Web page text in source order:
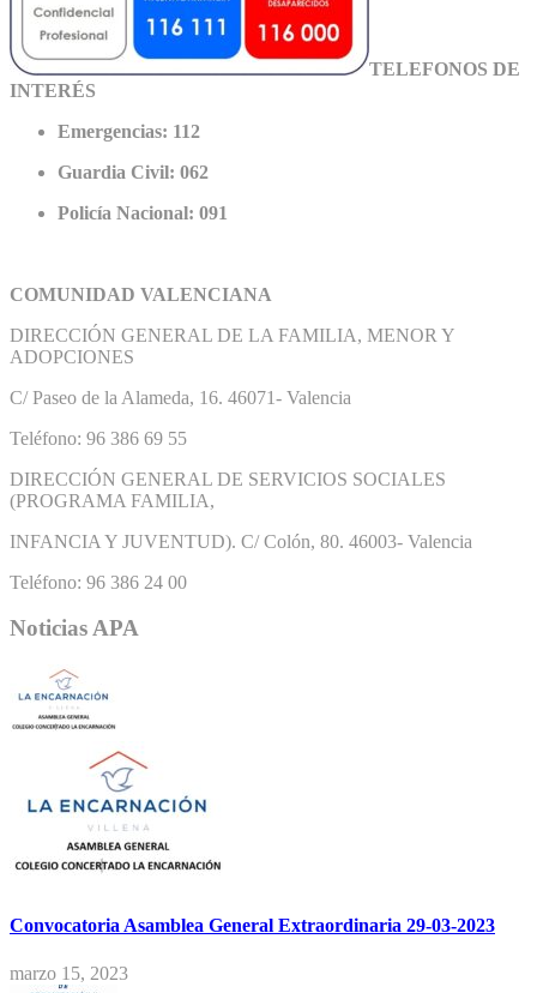
TELEFONOS DE
INTERÉS
Emergencias: 112
Guardia Civil: 062
Policía Nacional: 091
COMUNIDAD VALENCIANA
DIRECCIÓN GENERAL DE LA FAMILIA, MENOR Y
ADOPCIONES
C/ Paseo de la Alameda, 16. 46071- Valencia
Teléfono: 96 386 69 55
DIRECCIÓN GENERAL DE SERVICIOS SOCIALES
(PROGRAMA FAMILIA,
INFANCIA Y JUVENTUD). C/ Colón, 80. 46003- Valencia
Teléfono: 96 386 24 00
Noticias APA
Convocatoria Asamblea General Extraordinaria 29-03-2023
marzo 15, 2023